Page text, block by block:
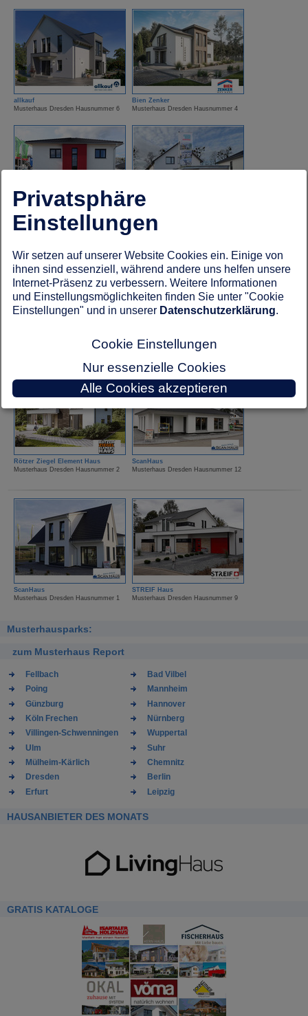
allkauf
Musterhaus Dresden Hausnummer 6
Bien Zenker
Musterhaus Dresden Hausnummer 4
Eichstädtbau
Musterhaus Dresden Hausnummer 13
Musterhaus Dresden Hausnummer 7
OKAL Haus
Musterhaus Dresden Hausnummer 3
Rötzer Ziegel Element Haus
Musterhaus Dresden Hausnummer 2
ScanHaus
Musterhaus Dresden Hausnummer 12
ScanHaus
Musterhaus Dresden Hausnummer 1
STREIF Haus
Musterhaus Dresden Hausnummer 9
Musterhausparks:
zum Musterhaus Report
Fellbach
Bad Vilbel
Poing
Mannheim
Günzburg
Hannover
Köln Frechen
Nürnberg
Villingen-Schwenningen
Wuppertal
Ulm
Suhr
Mülheim-Kärlich
Chemnitz
Dresden
Berlin
Erfurt
Leipzig
HAUSANBIETER DES MONATS
GRATIS KATALOGE
Privatsphäre
Einstellungen
Wir setzen auf unserer Website Cookies ein. Einige von
ihnen sind essenziell, während andere uns helfen unsere
Internet-Präsenz zu verbessern. Weitere Informationen
und Einstellungsmöglichkeiten finden Sie unter "Cookie
Einstellungen" und in unserer Datenschutzerklärung.
Cookie Einstellungen
Nur essenzielle Cookies
Alle Cookies akzeptieren